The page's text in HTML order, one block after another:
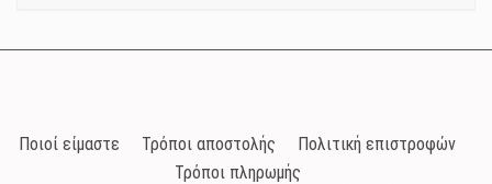
Ποιοί είμαστε Τρόποι αποστολής
Πολιτική επιστροφών
Τρόποι πληρωμής